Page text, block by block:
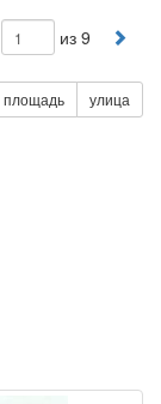
из 9
площадь улица